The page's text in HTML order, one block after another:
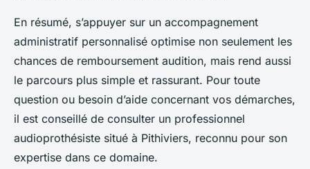
En résumé, s’appuyer sur un accompagnement
administratif personnalisé optimise non seulement les
chances de remboursement audition, mais rend aussi
le parcours plus simple et rassurant. Pour toute
question ou besoin d’aide concernant vos démarches,
il est conseillé de consulter un professionnel
audioprothésiste situé à Pithiviers, reconnu pour son
expertise dans ce domaine.